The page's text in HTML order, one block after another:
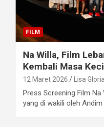
FILM
Na Willa, Film
Kembali Masa
12 Maret 2026 Lisa Gloria
Press Screening Film
yang di wakili oleh Andim